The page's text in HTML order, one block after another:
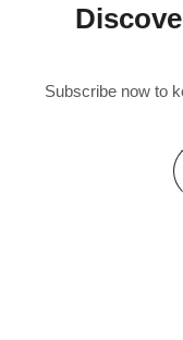
Subscribe now to